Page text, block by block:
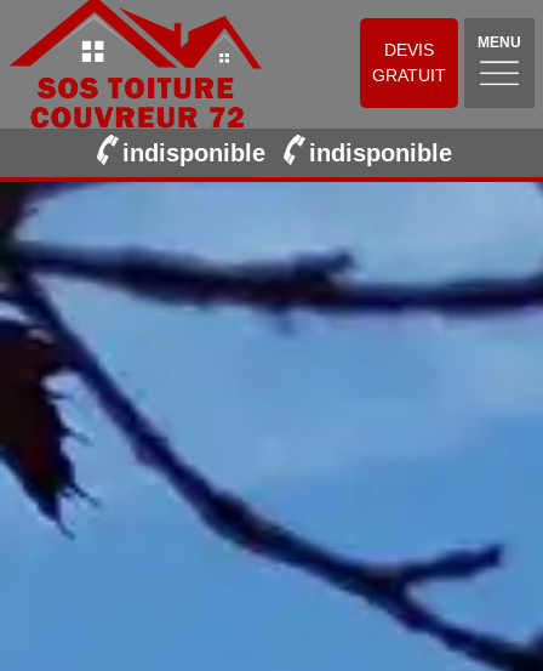
DEVIS
GRATUIT
MENU
indisponible indisponible